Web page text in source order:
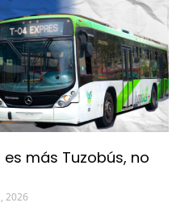
más Tuzobús, no
2026